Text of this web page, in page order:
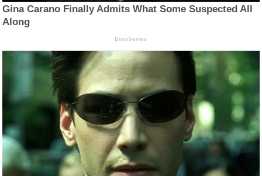
Gina Carano Finally Admits What Some Suspected All
Along
Brainberries